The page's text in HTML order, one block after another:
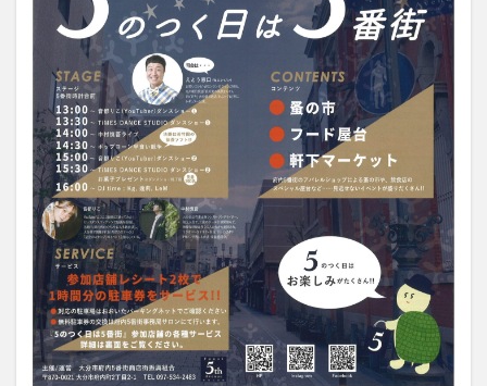
話題
豊後大野 豊後大野市
豊後高田市
買い物
車 農業文化公園
道の駅
鉄道ジオラマ
閉店 閉院 開店
開店閉店
開店閉店まとめ
開院 韓国
韓国料理
音楽
飛行機 高崎山 鰻
検索